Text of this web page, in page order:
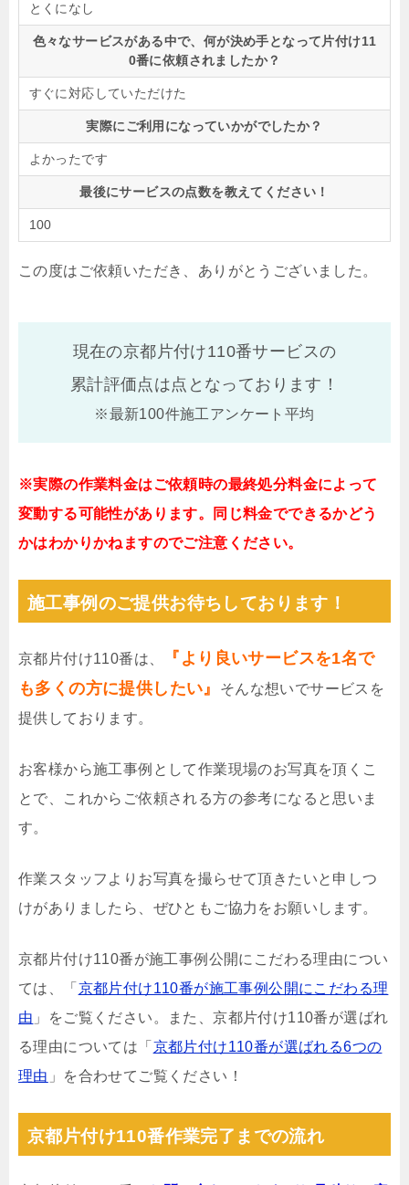
とくになし
色々なサービスがある中で、何が決め手となって片付け11
0番に依頼されましたか？
すぐに対応していただけた
実際にご利用になっていかがでしたか？
よかったです
最後にサービスの点数を教えてください！
100
この度はご依頼いただき、ありがとうございました。
現在の京都片付け110番サービスの
累計評価点は点となっております！
※最新100件施工アンケート平均
※実際の作業料金はご依頼時の最終処分料金によって
変動する可能性があります。同じ料金でできるかどう
かはわかりかねますのでご注意ください。
施工事例のご提供お待ちしております！
京都片付け110番は、
『より良いサービスを1名で
も多くの方に提供したい』
そんな想いでサービスを
提供しております。
お客様から施工事例として作業現場のお写真を頂くこ
とで、これからご依頼される方の参考になると思いま
す。
作業スタッフよりお写真を撮らせて頂きたいと申しつ
けがありましたら、ぜひともご協力をお願いします。
京都片付け110番が施工事例公開にこだわる理由につい
ては、「 京都片付け110番が施工事例公開にこだわる理
由 」をご覧ください。また、京都片付け110番が選ばれ
る理由については「 京都片付け110番が選ばれる6つの
理由 」を合わせてご覧ください！
京都片付け110番作業完了までの流れ